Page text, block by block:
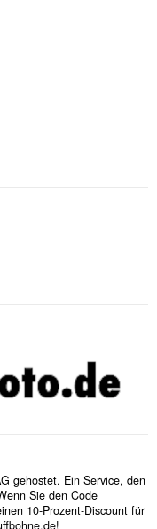
gehostet. Ein Service, den
Sie den Code
10-Prozent-Discount für